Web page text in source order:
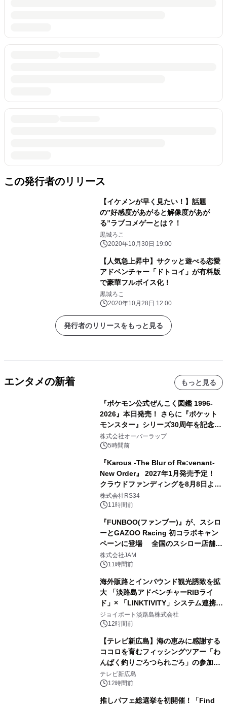
この発行者のリリース
【イケメンが早く見たい！】話題
の”好感度があがると解像度があが
る”ラブコメゲーとは？！
黒城ろこ
2020年10月30日 19:00
【人気急上昇中】サクッと遊べる恋愛
アドベンチャー「ドトコイ」が有料版
で豪華フルボイス化！
黒城ろこ
2020年10月28日 12:00
発行者のリリースをもっと見る
エンタメの新着 もっと見る
『ポケモン公式ぜんこく図鑑 1996-
2026』本日発売！ さらに『ポケット
モンスター』シリーズ30周年を記念し
た画集『ポケットモンスター ビジュア
ルアートブック』の発売決定！ 2026
株式会社オーバーラップ
5時間前
『Karous -The Blur of Re:venant-
New Order』 2027年1月発売予定！
クラウドファンディングを8月8日より
開始
株式会社RS34
11時間前
『FUNBOO(ファンブー)』が、スシロ
ーとGAZOO Racing 初コラボキャン
ペーンに登場 全国のスシロー店舗で
GR 4車種の FUNBOO(ミニカー)付き
メニューが展開されます
株式会社JAM
11時間前
海外販路とインバウンド観光誘致を拡
大 「淡路島アドベンチャーRIBライ
ド」× 「LINKTIVITY」システム連携を
開始！
ジョイポート淡路島株式会社
12時間前
【テレビ新広島】海の恵みに感謝する
ココロを育むフィッシングツアー「わ
んぱく釣りごろつられごろ」の参加小
学生を募集
テレビ新広島
12時間前
推しパフェ総選挙を初開催！「Find